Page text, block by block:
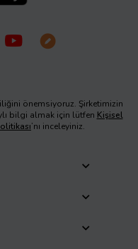
önemsiyoruz. Şirketimizin
bilgi almak için lütfen Kişisel
’nı inceleyiniz.